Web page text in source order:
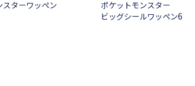
ターワッペン
ポケットモンスター
ビッグシールワッペン6